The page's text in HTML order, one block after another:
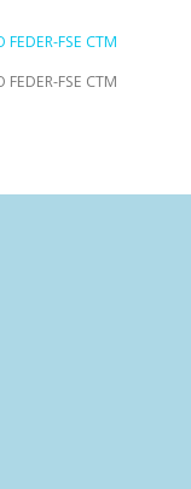
EUROPE
FSE CTM
FSE CTM